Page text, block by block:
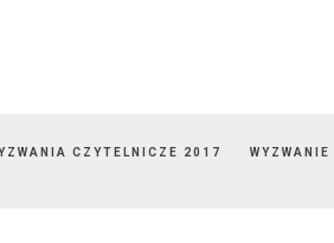
CZYTELNICZE 2017
WYZWANIE